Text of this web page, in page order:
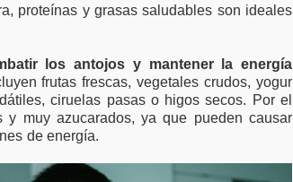
proteínas y grasas saludables son ideales
los antojos y mantener la energía
frutas frescas, vegetales crudos, yogur
ciruelas pasas o higos secos. Por el
y muy azucarados, ya que pueden causar
de energía.